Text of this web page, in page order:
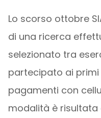
Lo scorso ottobre
di una ricerca
selezionato tra
partecipato ai
pagamenti con
modalità è risultata